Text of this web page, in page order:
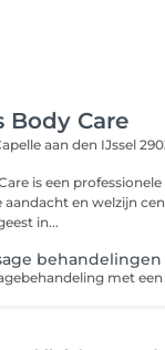
Body Care
aan den IJssel
is een
aandacht en welzijn
in...
behandelingen